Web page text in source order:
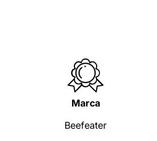
Marca
Beefeater